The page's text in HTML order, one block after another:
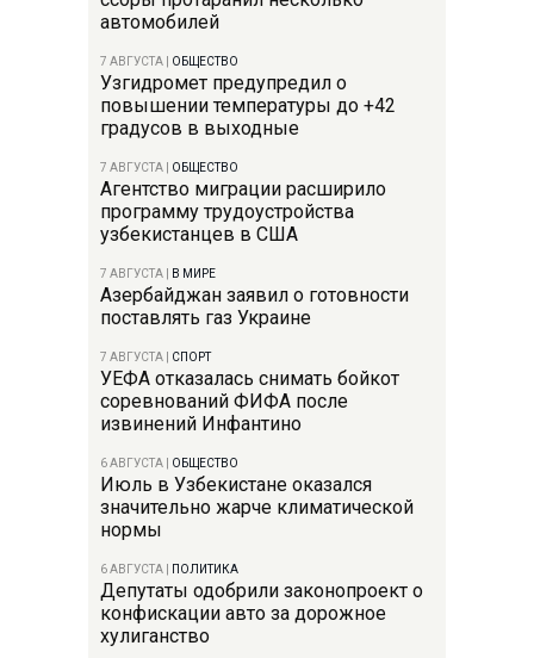
автомобилей
7 АВГУСТА ОБЩЕСТВО
Узгидромет предупредил о
повышении температуры до +42
градусов в выходные
7 АВГУСТА ОБЩЕСТВО
Агентство миграции расширило
программу трудоустройства
узбекистанцев в США
7 АВГУСТА В МИРЕ
Азербайджан заявил о готовности
поставлять газ Украине
7 АВГУСТА СПОРТ
УЕФА отказалась снимать бойкот
соревнований ФИФА после
извинений Инфантино
6 АВГУСТА ОБЩЕСТВО
Июль в Узбекистане оказался
значительно жарче климатической
нормы
6 АВГУСТА ПОЛИТИКА
Депутаты одобрили законопроект о
конфискации авто за дорожное
хулиганство